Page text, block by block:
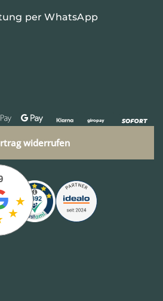
per WhatsApp
widerrufen
★
★